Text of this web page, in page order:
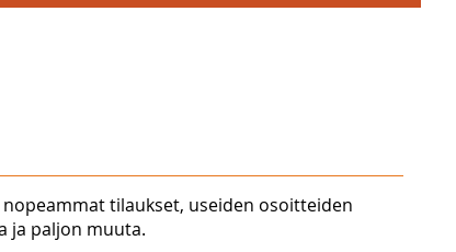
tilaukset, useiden osoitteiden
ja paljon muuta.